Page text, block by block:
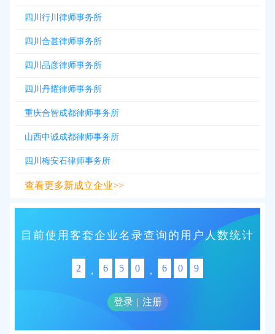
四川行川律师事务所
四川合甚律师事务所
四川品彦律师事务所
四川丹耀律师事务所
重庆合智成都律师事务所
山西中诚成都律师事务所
四川梅安石律师事务所
查看更多新成立企业>>
目前使用客套企业名录查询的用户人数统计
2 , 6 5 0 , 6 0 9
登录 | 注册